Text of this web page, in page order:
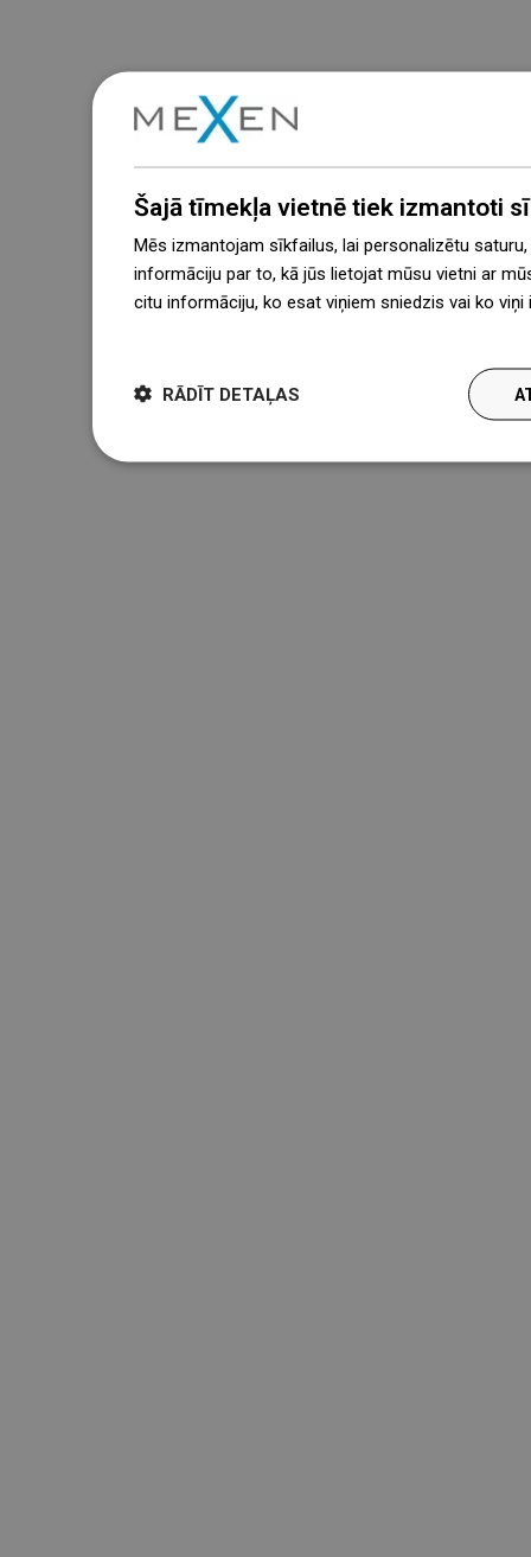
Šajā tīmekļa vietnē tiek izmantoti
Mēs izmantojam sīkfailus, lai personalizētu
informāciju par to, kā jūs lietojat mūsu vietni ar
citu informāciju, ko esat viņiem sniedzis vai ko
RĀDĪT DETAĻAS